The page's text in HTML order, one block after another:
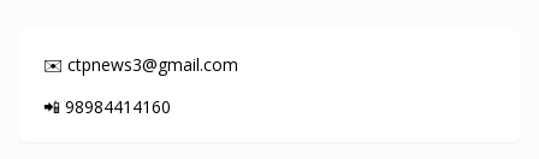
✉️ ctpnews3@gmail.com
📲 98984414160